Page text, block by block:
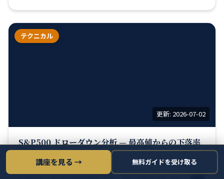
テクニカル
更新: 2026-07-02
S&P500 ドローダウン分析 — 最高値からの下落率
（5年）
ドローダウン（Drawdown）とは「直近の最高値から現
講座を見る → 無料ガイドを受け取る